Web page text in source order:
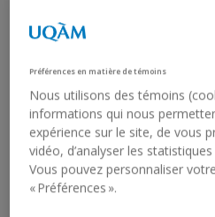
March 9, 1990 - April 1, 1990
Opening:March 8, 1990, 8:00
Préférences en matière de témoins
Nous utilisons des témoins
informations qui nous
expérience sur le site, de vous
vidéo, d’analyser les
Vous pouvez personnaliser
« Préférences ».